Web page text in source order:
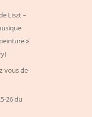
Liszt –
»
vous de
26 du